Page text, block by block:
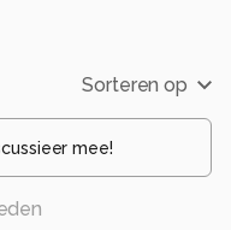
Sorteren op
mee!